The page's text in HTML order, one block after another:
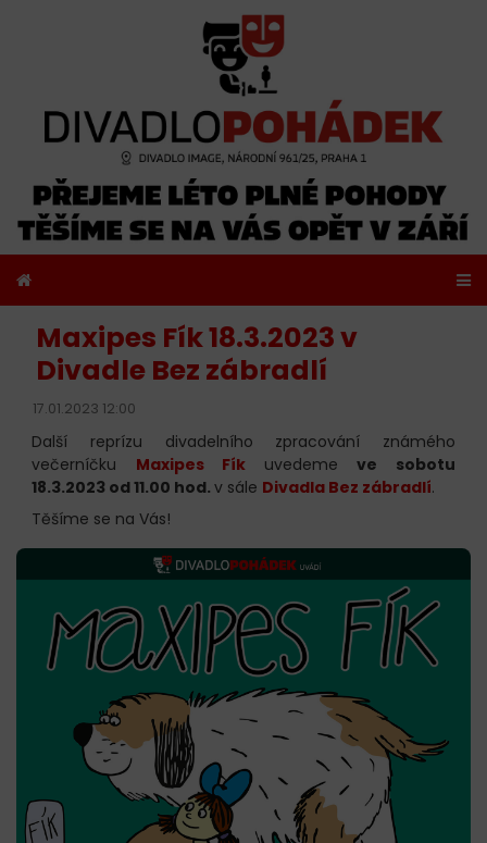
Maxipes Fík 18.3.2023 v
Divadle Bez zábradlí
17.01.2023 12:00
Další reprízu divadelního zpracování známého
večerníčku Maxipes Fík uvedemeve sobotu
18.3.2023 od 11.00 hod. v sále Divadla Bez zábradlí.
Těšíme se na Vás!